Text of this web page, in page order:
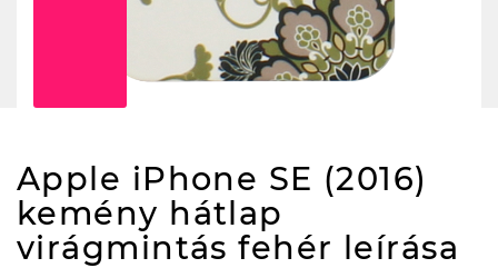
Apple iPhone SE (2016)
kemény hátlap
virágmintás fehér leírása